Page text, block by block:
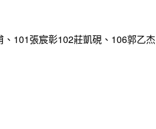
101張宸彰102莊凱硯、106郭乙